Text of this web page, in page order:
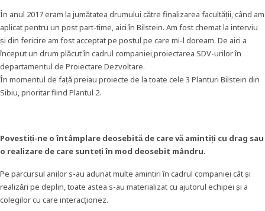
În anul 2017 eram la jumătatea drumului către finalizarea facultății, când am
aplicat pentru un post part-time, aici în Bilstein. Am fost chemat la interviu
și din fericire am fost acceptat pe postul pe care mi-l doream. De aici a
început un drum plăcut în cadrul companiei,proiectarea SDV-urilor în
departamentul de Proiectare Dezvoltare.
În momentul de față preiau proiecte de la toate cele 3 Planturi Bilstein din
Sibiu, prioritar fiind Plantul 2.
Povestiți-ne o întâmplare deosebită de care vă amintiți cu drag sau
o realizare de care sunteți în mod deosebit mândru.
Pe parcursul anilor s-au adunat multe amintiri în cadrul companiei cât și
realizări pe deplin, toate astea s-au materializat cu ajutorul echipei și a
colegilor cu care interacționez.